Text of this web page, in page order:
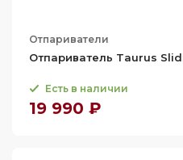
Отпариватели
Отпариватель Taurus
Есть в наличии
19 990 ₽